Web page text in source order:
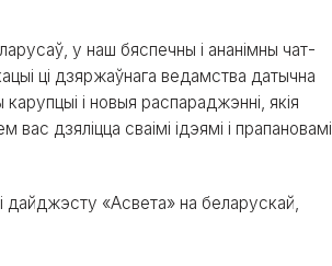
у наш бяспечны і ананімны чат-
ці дзяржаўнага ведамства датычна
і новыя распараджэнні, якія
дзяліцца сваімі ідэямі і прапановамі
дайджэсту «Асвета» на беларускай,